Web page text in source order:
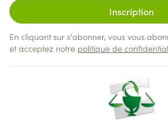
Inscription
En cliquant sur s'abonner, vous vous
et acceptez notre politique de